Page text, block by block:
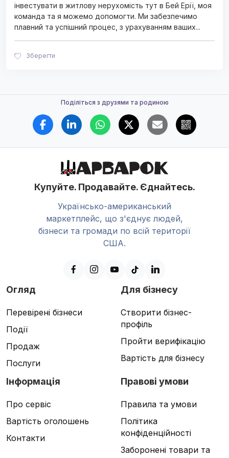
інвестувати в житлову нерухомість тут в Бей Ерії, моя
команда та я можемо допомогти. Ми забезпечимо
плавний та успішний процес, з урахуванням ваших...
Зберегти
Поділіться з друзями та родиною
Купуйте. Продавайте. Єднайтесь.
Українсько-американський
маркетплейс, що з'єднує людей,
бізнеси та громади по всій території
США.
Огляд
Перевірені бізнеси
Події
Продаж
Послуги
Для бізнесу
Створити бізнес-
профіль
Пройти верифікацію
Вартість для бізнесу
Інформація
Про сервіс
Вартість оголошень
Контакти
Правові умови
Правила та умови
Політика
конфіденційності
Заборонені товари та